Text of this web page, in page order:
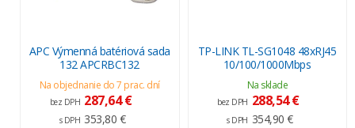
APC Výmenná batériová sada
132 APCRBC132
Na objednanie do 7 prac. dní
bez DPH 287,64 €
s DPH 353,80 €
TP-LINK TL-SG1048 48xRJ45
10/100/1000Mbps
Na sklade
bez DPH 288,54 €
s DPH 354,90 €